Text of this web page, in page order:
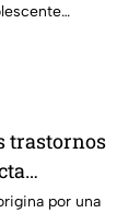
con su
trastornos
la por una